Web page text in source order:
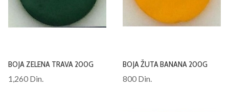
BOJA ZELENA TRAVA 200G
1,260 Din.
BOJA ŽUTA BANANA 200G
800 Din.